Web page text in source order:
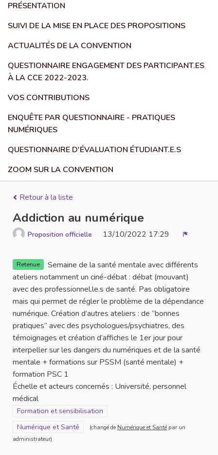
PRÉSENTATION
SUIVI DE LA MISE EN PLACE DES PROPOSITIONS
ACTUALITÉS DE LA CONVENTION
QUESTIONNAIRE ENGAGEMENT DES PARTICIPANT.ES
À LA CCE 2022-2023.
VOS CONTRIBUTIONS
ENQUÊTE PAR QUESTIONNAIRE - PRATIQUES
NUMÉRIQUES
QUESTIONNAIRE D'ÉVALUATION ÉTUDIANT.E.S
ZOOM SUR LA CONVENTION
Retour à la liste
Addiction au numérique
Proposition officielle 13/10/2022 17:29
Retenue
Semaine de la santé mentale avec différents
ateliers notamment un ciné-débat : débat (mouvant)
avec des professionnel.le.s de santé. Pas obligatoire
mais qui permet de régler le problème de la dépendance
numérique. Création d’autres ateliers : de “bonnes
pratiques” avec des psychologues/psychiatres, des
témoignages et création d’affiches le 1er jour pour
interpeller sur les dangers du numériques et de la santé
mentale + formations sur PSSM (santé mentale) +
formation PSC 1
Échelle et acteurs concernés : Université, personnel
médical
Filtrer les résultats de la catégorie : Formation et sensibilisation
Formation et sensibilisation
Filtrer les résultats pour le secteur : Numérique et Santé
Numérique et Santé (changé de Numérique et Santé par un
administrateur)